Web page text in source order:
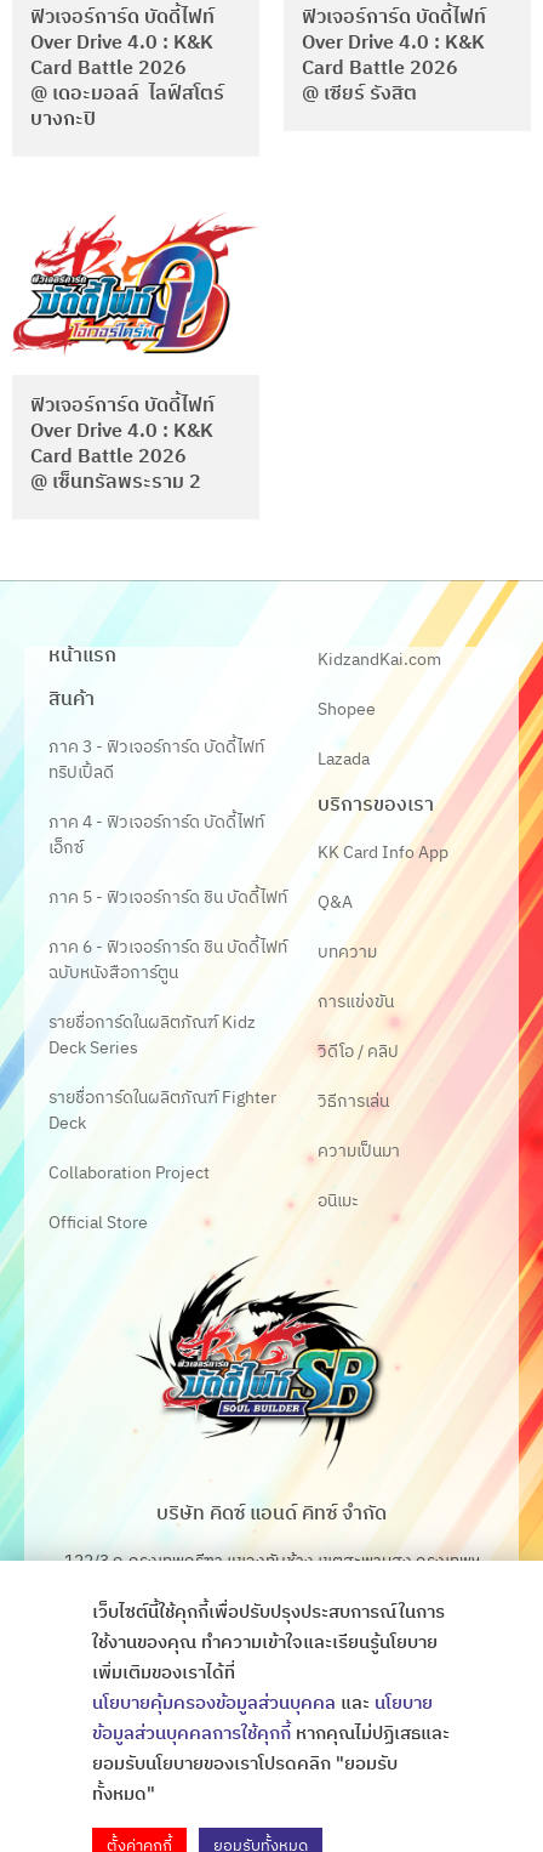
ฟิวเจอร์การ์ด บัดดี้ไฟท์
Over Drive 4.0 : K&K
Card Battle 2026
@ เดอะมอลล์ ไลฟ์สโตร์
บางกะปิ
ฟิวเจอร์การ์ด บัดดี้ไฟท์
Over Drive 4.0 : K&K
Card Battle 2026
@ เซียร์ รังสิต
ฟิวเจอร์การ์ด บัดดี้ไฟท์
Over Drive 4.0 : K&K
Card Battle 2026
@ เซ็นทรัลพระราม 2
หน้าแรก
สินค้า
ภาค 3 - ฟิวเจอร์การ์ด บัดดี้ไฟท์
ทริปเปิ้ลดี
ภาค 4 - ฟิวเจอร์การ์ด บัดดี้ไฟท์
เอ็กซ์
ภาค 5 - ฟิวเจอร์การ์ด ชิน บัดดี้ไฟท์
ภาค 6 - ฟิวเจอร์การ์ด ชิน บัดดี้ไฟท์
ฉบับหนังสือการ์ตูน
รายชื่อการ์ดในผลิตภัณฑ์ Kidz
Deck Series
รายชื่อการ์ดในผลิตภัณฑ์ Fighter
Deck
Collaboration Project
Official Store
KidzandKai.com
Shopee
Lazada
บริการของเรา
KK Card Info App
Q&A
บทความ
การแข่งขัน
วิดีโอ / คลิป
วิธีการเล่น
ความเป็นมา
อนิเมะ
บริษัท คิดซ์ แอนด์ คิทซ์ จำกัด
122/3 ถ.กรุงเทพกรีฑา แขวงทับช้าง เขตสะพานสูง กรุงเทพฯ
โทร. 02-368-4106-7
Fax. 02-368-4105
Copyright © All Rights Thaibattlespiritsออกแบบเว็บไซต์
เว็บไซต์นี้ใช้คุกกี้เพื่อปรับปรุงประสบการณ์ในการ
ใช้งานของคุณ ทำความเข้าใจและเรียนรู้นโยบาย
เพิ่มเติมของเราได้ที่
นโยบายคุ้มครองข้อมูลส่วนบุคคล และ นโยบาย
ข้อมูลส่วนบุคคลการใช้คุกกี้หากคุณไม่ปฏิเสธและ
ยอมรับนโยบายของเราโปรดคลิก "ยอมรับ
ทั้งหมด"
ตั้งค่าคุกกี้ ยอมรับทั้งหมด